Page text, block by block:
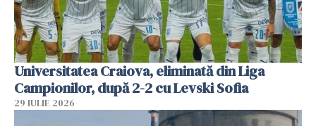
Universitatea Craiova, eliminată din Liga
Campionilor, după 2-2 cu Levski Sofia
29 IULIE 2026